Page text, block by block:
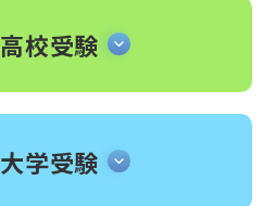
高校受験
大学受験